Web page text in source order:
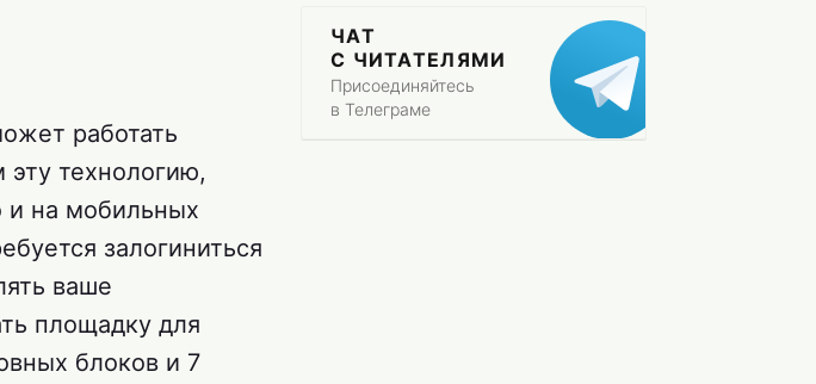
работать
технологию,
и на мобильных
залогиниться
ваше
площадку для
блоков и 7
ЧАТ
С ЧИТАТЕЛЯМИ
Присоединяйтесь
в Телеграме